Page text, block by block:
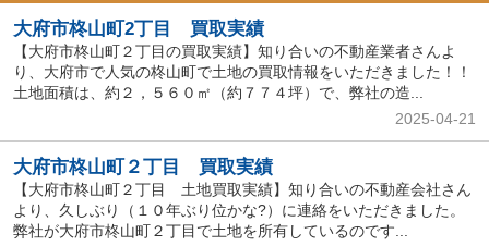
大府市柊山町2丁目 買取実績
【大府市柊山町２丁目の買取実績】知り合いの不動産業者さんよ
り、大府市で人気の柊山町で土地の買取情報をいただきました！！
土地面積は、約２，５６０㎡（約７７４坪）で、弊社の造...
2025-04-21
大府市柊山町２丁目 買取実績
【大府市柊山町２丁目 土地買取実績】知り合いの不動産会社さん
より、久しぶり（１０年ぶり位かな?）に連絡をいただきました。
弊社が大府市柊山町２丁目で土地を所有しているのです...